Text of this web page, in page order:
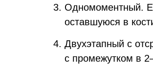
Одномоментный.
оставшуюся в
Двухэтапный с
с промежутком в